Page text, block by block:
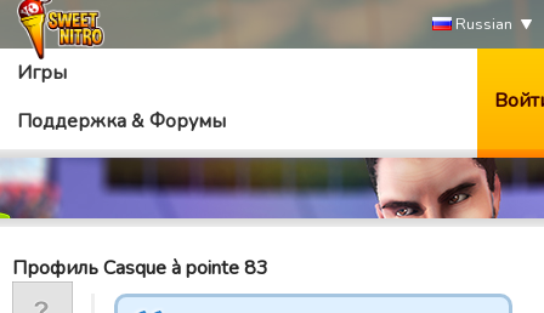
Russian
Игры
Поддержка & Форумы
Профиль Casque à pointe 83